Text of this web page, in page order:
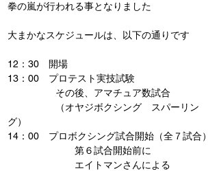
拳の嵐が行われる事となりました
大まかなスケジュールは、以下の通りです
12：30　開場
13：00　プロテスト実技試験
その後、アマチュア数試合
（オヤジボクシング　スパーリン
グ）
14：00　プロボクシング試合開始（全７試合）
第６試合開始前に
エイトマンさんによる